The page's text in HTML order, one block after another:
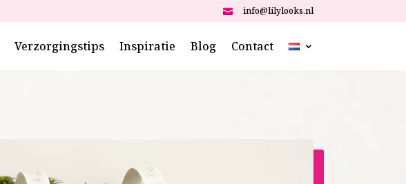
 info@lilylooks.nl
Verzorgingstips Inspiratie Blog Contact